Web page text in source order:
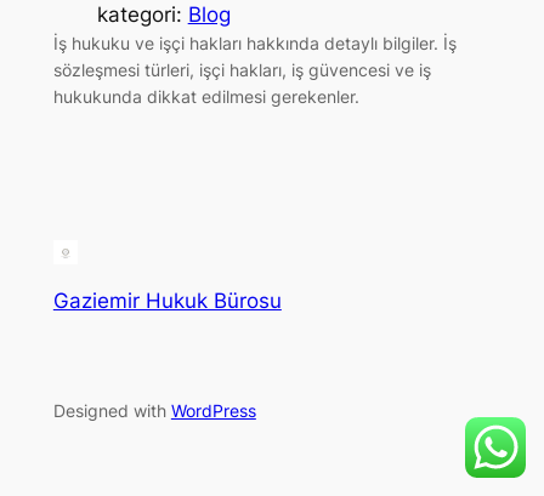
kategori: Blog
İş hukuku ve işçi hakları hakkında detaylı bilgiler. İş
sözleşmesi türleri, işçi hakları, iş güvencesi ve iş
hukukunda dikkat edilmesi gerekenler.
Gaziemir Hukuk Bürosu
Designed with WordPress